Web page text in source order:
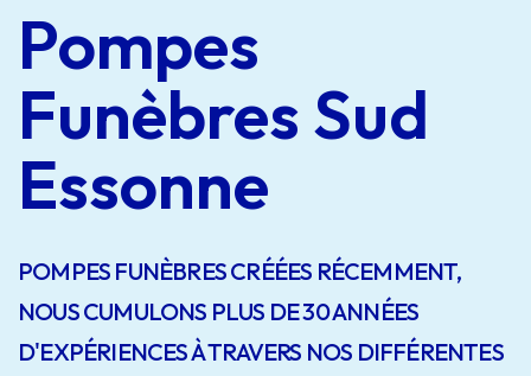
Pompes
Funèbres Sud
Essonne
POMPES FUNÈBRES CRÉÉES RÉCEMMENT,
NOUS CUMULONS PLUS DE 30 ANNÉES
D'EXPÉRIENCES À TRAVERS NOS DIFFÉRENTES